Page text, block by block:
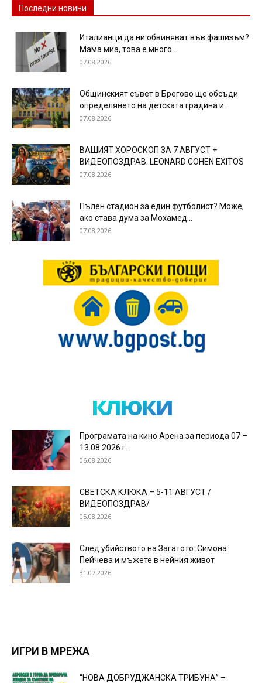
Последни новини
Италианци да ни обвиняват във фашизъм?
Мама миа, това е много...
07.08.2026
Общинският съвет в Брегово ще обсъди
определянето на детската градина и...
07.08.2026
ВАШИЯТ ХОРОСКОП ЗА 7 АВГУСТ +
ВИДЕОПОЗДРАВ: LEONARD COHEN EXITOS
07.08.2026
Пълен стадион за един футболист? Може,
ако става дума за Мохамед...
07.08.2026
клюки
Програмата на кино Арена за периода 07 –
13.08.2026 г.
06.08.2026
СВЕТСКА КЛЮКА – 5-11 АВГУСТ /
ВИДЕОПОЗДРАВ/
05.08.2026
След убийството на Загатото: Симона
Пейчева и мъжете в нейния живот
31.07.2026
ИГРИ В МРЕЖА
“НОВА ДОБРУДЖАНСКА ТРИБУНА” –